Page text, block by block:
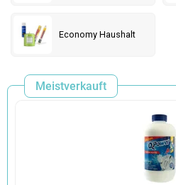
Economy Haushalt
Meistverkauft